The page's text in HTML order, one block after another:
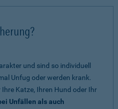
und sind so individuell
Unfug oder werden krank.
Katze, Ihren Hund oder Ihr
Unfällen als auch